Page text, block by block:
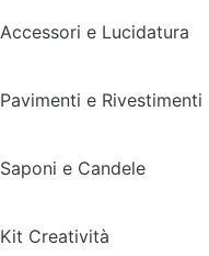
Accessori e Lucidatura
Pavimenti e Rivestimenti
Saponi e Candele
Kit Creatività